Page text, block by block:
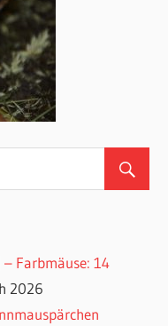
Farbmäuse: 14
2026